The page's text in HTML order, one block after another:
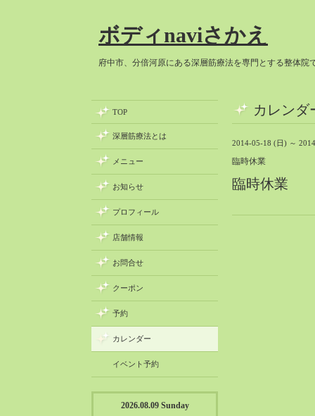
ボディnaviさかえ
府中市、分倍河原にある深層筋療法を専門とする整体院
カレンダ
2014-05-18 (日) ～
臨時休業
臨時休業
TOP
深層筋療法とは
メニュー
お知らせ
プロフィール
店舗情報
お問合せ
クーポン
予約
カレンダー
イベント予約
2026.08.09 Sunday